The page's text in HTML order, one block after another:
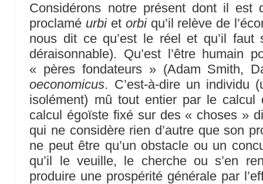
Considérons notre présent dont il est
proclamé urbiet orbiqu’il relève de
nous dit ce qu’est le réel et qu’il faut
déraisonnable). Qu’est l’être humain
« pères fondateurs » (Adam Smith,
oeconomicus. C’est-à-dire un individu
isolément) mû tout entier par le
calcul égoïste fixé sur des « choses »
qui ne considère rien d’autre que son
ne peut être qu’un obstacle ou un
qu’il le veuille, le cherche ou s’en
produire une prospérité générale par